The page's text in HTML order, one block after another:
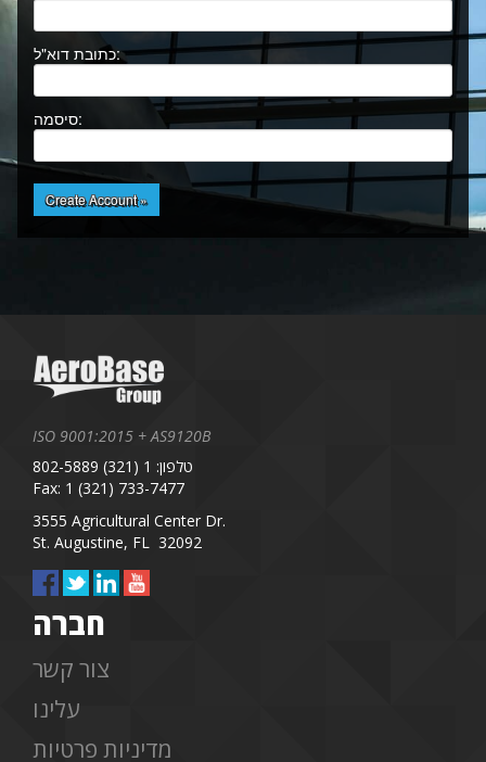
כתובת דוא"ל:
סיסמה:
Create Account »
ISO 9001:2015 + AS9120B
טלפון: 1 (321) 802-5889
Fax: 1 (321) 733-7477
3555 Agricultural Center Dr.
St. Augustine, FL 32092
חברה
צור קשר
עלינו
מדיניות פרטיות